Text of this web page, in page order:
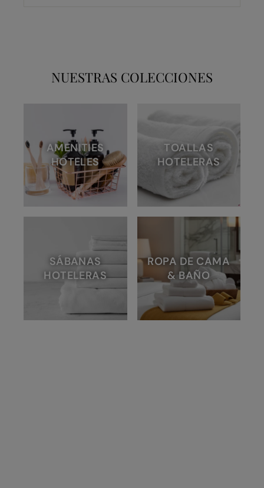
NUESTRAS COLECCIONES
AMENITIES
HOTELES
TOALLAS
HOTELERAS
SÁBANAS
HOTELERAS
ROPA DE CAMA
& BAÑO